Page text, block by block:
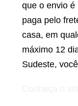
que o envio é
paga pelo
casa, em
máximo 12
Sudeste,